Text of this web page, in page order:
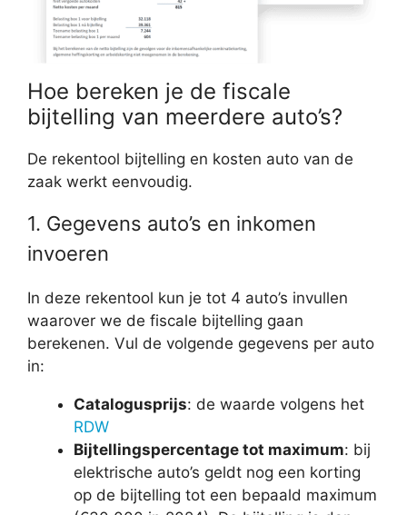
Hoe bereken je de fiscale
bijtelling van meerdere auto’s?
De rekentool bijtelling en kosten auto van de
zaak werkt eenvoudig.
1. Gegevens auto’s en inkomen
invoeren
In deze rekentool kun je tot 4 auto’s invullen
waarover we de fiscale bijtelling gaan
berekenen. Vul de volgende gegevens per auto
in:
Catalogusprijs: de waarde volgens het
RDW
Bijtellingspercentage tot maximum: bij
elektrische auto’s geldt nog een korting
op de bijtelling tot een bepaald maximum